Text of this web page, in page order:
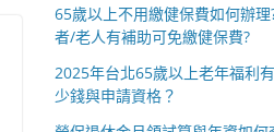
65歲以上不用繳健保費如何辦
者/老人有補助可免繳健保費?
2025年台北65歲以上老年福利
少錢與申請資格？